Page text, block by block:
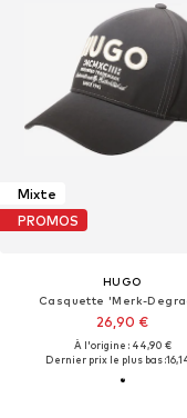
Mixte
PROMOS
HUGO
Casquette 'Merk-
26,90 €
À l'origine : 44,90 €
Dernier prix le plus bas :